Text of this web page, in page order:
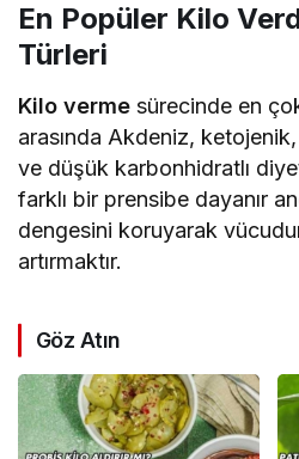
En Popüler Kilo
Türleri
Kilo verme sürecinde en
arasında Akdeniz,
ve düşük karbonhidratlı
farklı bir prensibe dayanır
dengesini koruyarak
artırmaktır.
Göz Atın